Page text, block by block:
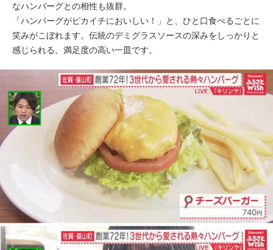
なハンバーグとの相性も抜群。
「ハンバーグがピカイチにおいしい！」と、ひと口食べるごとに
笑みがこぼれます。伝統のデミグラスソースの深みをしっかりと
感じられる、満足度の高い一皿です。